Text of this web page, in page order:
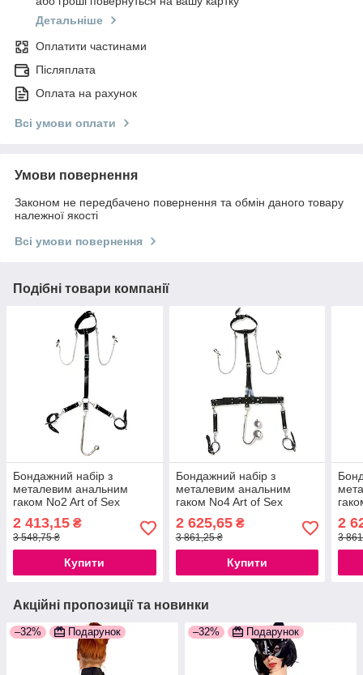
Детальніше
Оплатити частинами
Післяплата
Оплата на рахунок
Всі умови оплати
Умови повернення
Законом не передбачено повернення та обмін даного товару
належної якості
Всі умови повернення
Подібні товари компанії
Бондажний набір з
металевим анальним
гаком No2 Art of Sex
anal hook No2
2 413,15 ₴
3 548,75 ₴
Купити
Бондажний набір з
металевим анальним
гаком No4 Art of Sex
anal hook No4
777Store.com.ua
2 625,65₴
3 861,25 ₴
Купити
anal
2
3
Акційні пропозиції та новинки
–32% Подарунок –32% Подарунок